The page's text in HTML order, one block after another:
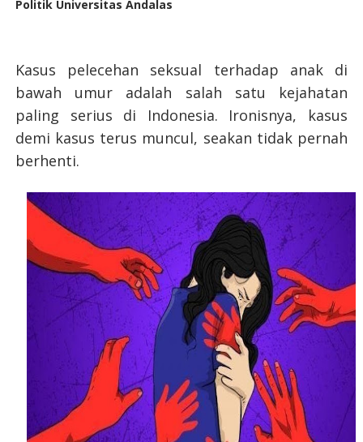
Politik Universitas Andalas
Kasus pelecehan seksual terhadap anak di
bawah umur adalah salah satu kejahatan
paling serius di Indonesia. Ironisnya, kasus
demi kasus terus muncul, seakan tidak pernah
berhenti.